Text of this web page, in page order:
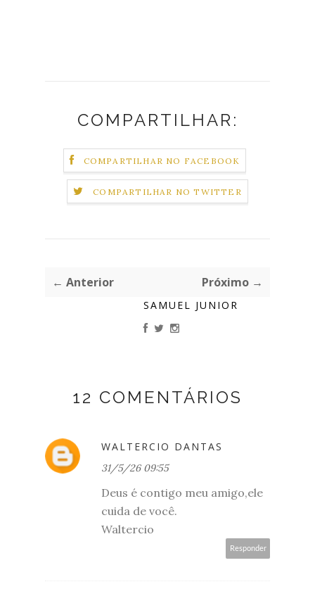
COMPARTILHAR:
COMPARTILHAR NO FACEBOOK
COMPARTILHAR NO TWITTER
← Anterior Próximo →
SAMUEL JUNIOR
12 COMENTÁRIOS
WALTERCIO DANTAS
31/5/26 09:55
Deus é contigo meu amigo,ele
cuida de você.
Waltercio
Responder